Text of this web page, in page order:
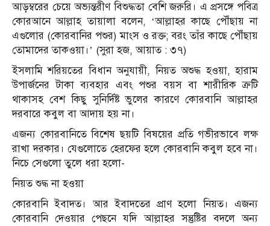
আড়ম্বরের চেয়ে অভ্যন্তরীণ বিশুদ্ধতা বেশি জরুরি। এ প্রসঙ্গে পবিত্র
কোরআনে আল্লাহ তায়ালা বলেন, ‘আল্লাহর কাছে পৌঁছায় না
এগুলোর (কোরবানির পশুর) মাংস ও রক্ত; বরং তাঁর কাছে পৌঁছায়
তোমাদের তাকওয়া।’ (সুরা হজ, আয়াত : ৩৭)
ইসলামি শরিয়তের বিধান অনুযায়ী, নিয়ত অশুদ্ধ হওয়া, হারাম
উপার্জনের টাকা ব্যবহার এবং পশুর বয়স বা শারীরিক ত্রুটি
থাকাসহ বেশ কিছু সুনির্দিষ্ট ভুলের কারণে কোরবানি আল্লাহর
দরবারে কবুল বা আদায় হয় না।
এজন্য কোরবানিতে বিশেষ ছয়টি বিষয়ের প্রতি গভীরভাবে লক্ষ
রাখা দরকার। যেগুলোতে হেরফের হলে কোরবানি কবুল হবে না।
নিচে সেগুলো তুলে ধরা হলো-
নিয়ত শুদ্ধ না হওয়া
কোরবানি ইবাদত। আর ইবাদতের প্রাণ হলো নিয়ত। এজন্য
কোরবানি দেওয়ার পেছনে যদি আল্লাহর সন্তুষ্টির বদলে অন্য